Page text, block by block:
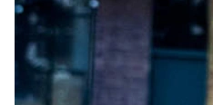
Mit diesen
Bike bestens